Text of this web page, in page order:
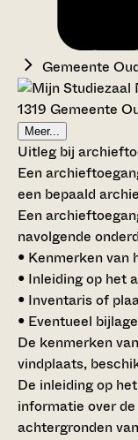
Gemeente
1319 Gemeente
Meer...
Uitleg bij
Een
een bepaald
Een
navolgende
• Kenmerken van
• Inleiding op het
• Inventaris of
• Eventueel
De kenmerken
vindplaats,
De inleiding op
informatie over
achtergronden